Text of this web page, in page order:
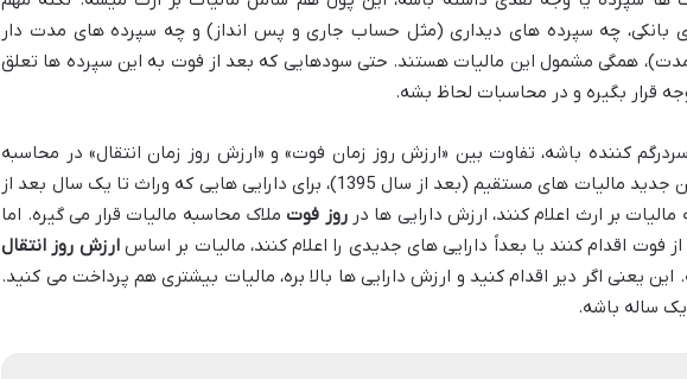
چه سپرده های دیداری (مثل حساب جاری و پس انداز) و چه سپرده های مدت دار
همگی مشمول این مالیات هستند. حتی سودهایی که بعد از فوت به این سپرده ها تعلق
قرار بگیره و در محاسبات لحاظ بشه.
کننده باشه، تفاوت بین «ارزش روز زمان فوت» و «ارزش روز زمان انتقال» در محاسبه
مالیات هست. طبق قانون جدید مالیات های مستقیم (بعد از سال 1395)، برای دارایی هایی که وراث تا یک سال بعد از
بر ارث اعلام کنند، ارزش دارایی ها درروز فوت ملاک محاسبه مالیات قرار می گیره. اما
فوت اقدام کنند یا بعداً دارایی های جدیدی را اعلام کنند، مالیات بر اساسارزش روز انتقال
یعنی اگر دیر اقدام کنید و ارزش دارایی ها بالا بره، مالیات بیشتری هم پرداخت می کنید.
ساله باشه.